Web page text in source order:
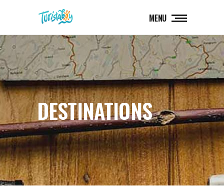
MENU
DESTINATIONS